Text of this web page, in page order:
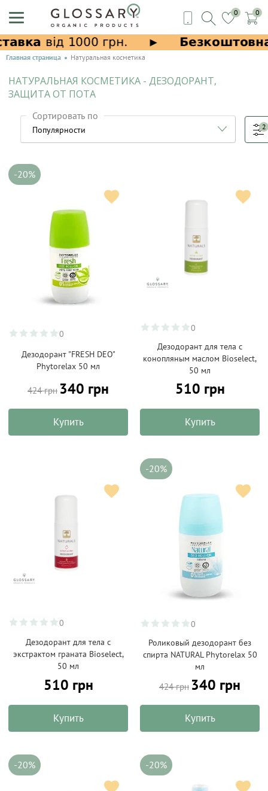
0 0
Главная страница Натуральная косметика
НАТУРАЛЬНАЯ КОСМЕТИКА - ДЕЗОДОРАНТ,
ЗАЩИТА ОТ ПОТА
Сортировать по
2
-20%
0
Дезодорант "FRESH DEO"
Phytorelax 50 мл
424 грн 340 грн
Купить
0
Дезодорант для тела с
конопляным маслом Bioselect,
50 мл
510 грн
Купить
0
Дезодорант для тела с
экстрактом граната Bioselect,
50 мл
510 грн
Купить
-20%
0
Роликовый дезодорант без
спирта NATURAL Phytorelax 50
мл
424 грн 340 грн
Купить
-20% -20%